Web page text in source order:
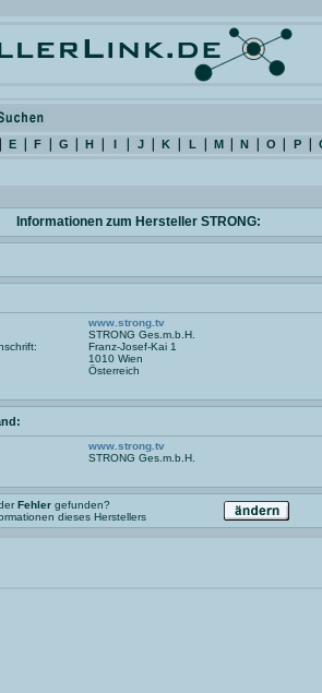
E F G H I J K L M N O P
Informationen zum Hersteller STRONG:
www.strong.tv
STRONG Ges.m.b.H.
Franz-Josef-Kai 1
1010 Wien
Österreich
www.strong.tv
STRONG Ges.m.b.H.
Fehler gefunden?
dieses Herstellers